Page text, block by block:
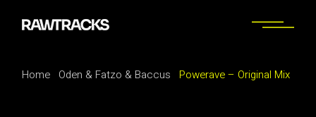
Home Oden & Fatzo & Baccus Powerave – Original Mix